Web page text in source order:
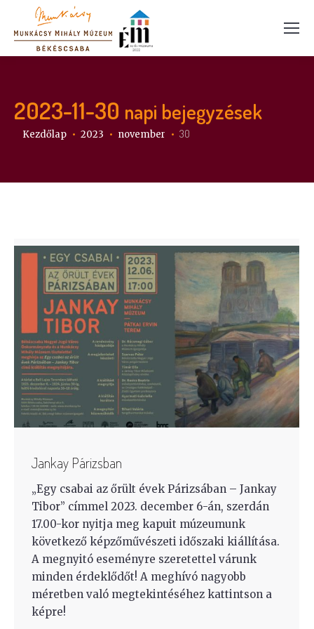
2023-11-30 napi bejegyzések
Itt vagy:
Kezdőlap 2023 november 30
Jankay Párizsban
„Egy csabai az őrült évek Párizsában – Jankay
Tibor” címmel 2023. december 6-án, szerdán
17.00-kor nyitja meg kapuit múzeumunk
következő képzőművészeti időszaki kiállítása.
A megnyitó eseményre szeretettel várunk
minden érdeklődőt! A meghívó nagyobb
méretben való megtekintéséhez kattintson a
képre!